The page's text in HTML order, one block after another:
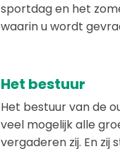
sportdag en het
waarin u wordt
Het bestuur
Het bestuur van de
veel mogelijk alle
vergaderen zij. En